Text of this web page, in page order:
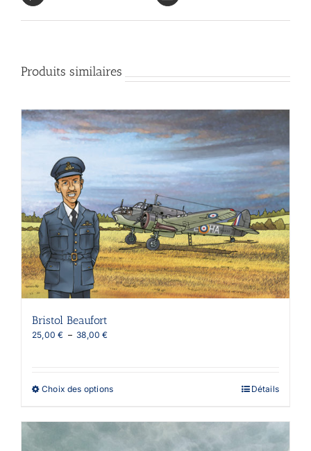
Produits similaires
Bristol Beaufort
25,00€ – 38,00€Plage
Choix des optionsCe
plusieurs
Détails